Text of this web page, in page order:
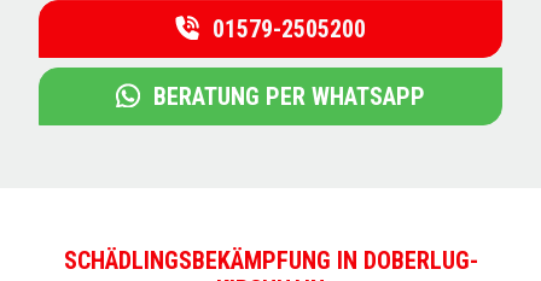
01579-2505200
BERATUNG PER WHATSAPP
SCHÄDLINGSBEKÄMPFUNG IN DOBERLUG-